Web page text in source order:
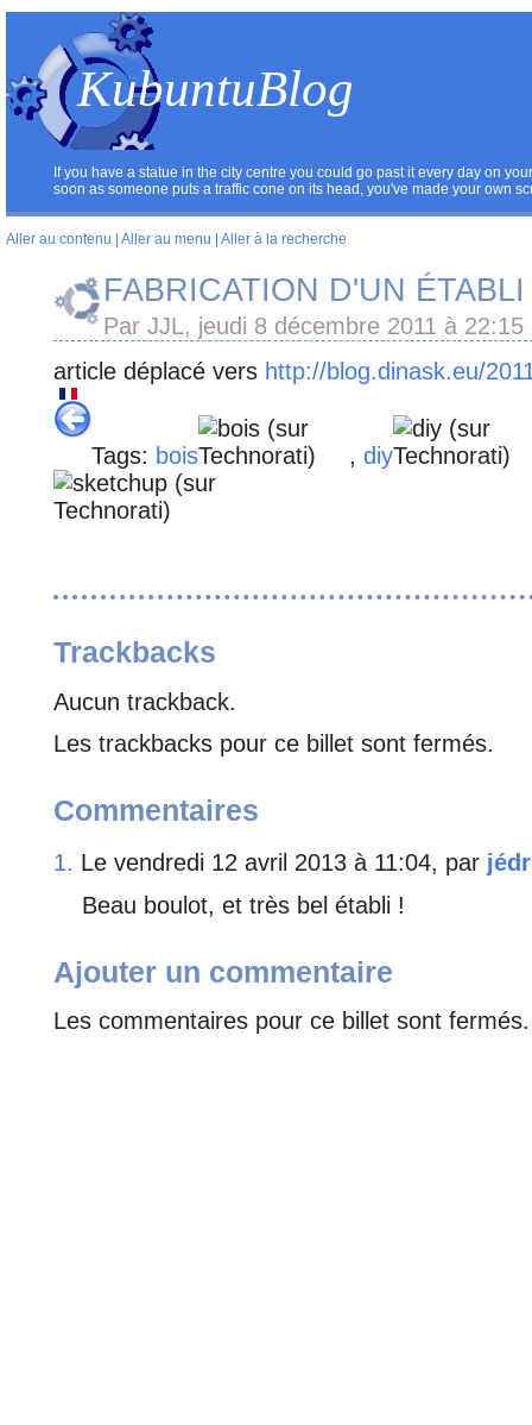
KubuntuBlog
If you have a statue in the city centre you could go past it every day on
soon as someone puts a traffic cone on its head, you've made your own
Aller au contenu Aller au menu Aller à la recherche
FABRICATION D'UN ÉTABLI
Par JJL, jeudi 8 décembre 2011 à 22:15
article déplacé vers http://blog.dinask.eu/
Tags: bois , diy
Trackbacks
Aucun trackback.
Les trackbacks pour ce billet sont fermés.
Commentaires
1. Le vendredi 12 avril 2013 à 11:04, par
Beau boulot, et très bel établi !
Ajouter un commentaire
Les commentaires pour ce billet sont fermés.